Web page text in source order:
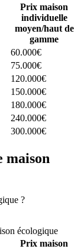
Prix maison
individuelle
moyen/haut de
gamme
60.000€
75.000€
120.000€
150.000€
180.000€
240.000€
300.000€
maison
?
écologique
Prix maison